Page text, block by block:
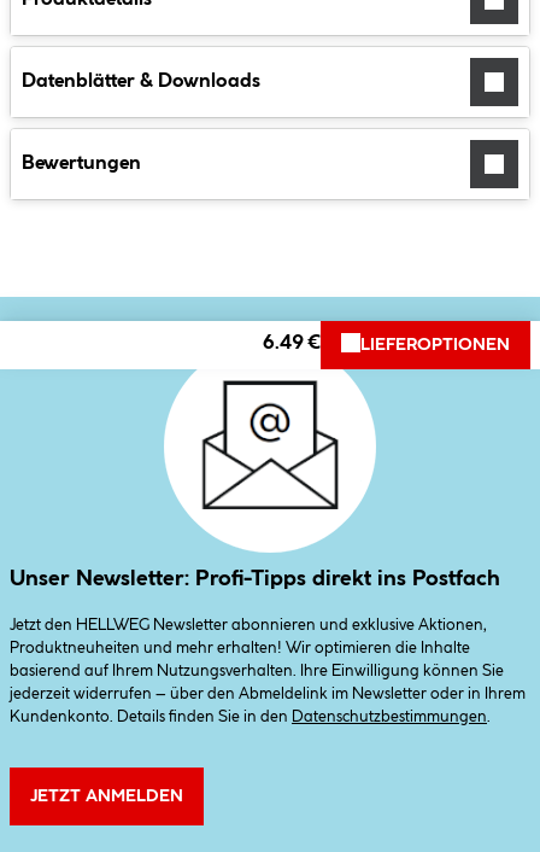
Datenblätter & Downloads
Bewertungen
6.49 € LIEFEROPTIONEN
Unser Newsletter: Profi-Tipps direkt ins Postfach
Jetzt den HELLWEG Newsletter abonnieren und exklusive Aktionen,
Produktneuheiten und mehr erhalten! Wir optimieren die Inhalte
basierend auf Ihrem Nutzungsverhalten. Ihre Einwilligung können Sie
jederzeit widerrufen – über den Abmeldelink im Newsletter oder in Ihrem
Kundenkonto. Details finden Sie in den
Datenschutzbestimmungen
JETZT ANMELDEN